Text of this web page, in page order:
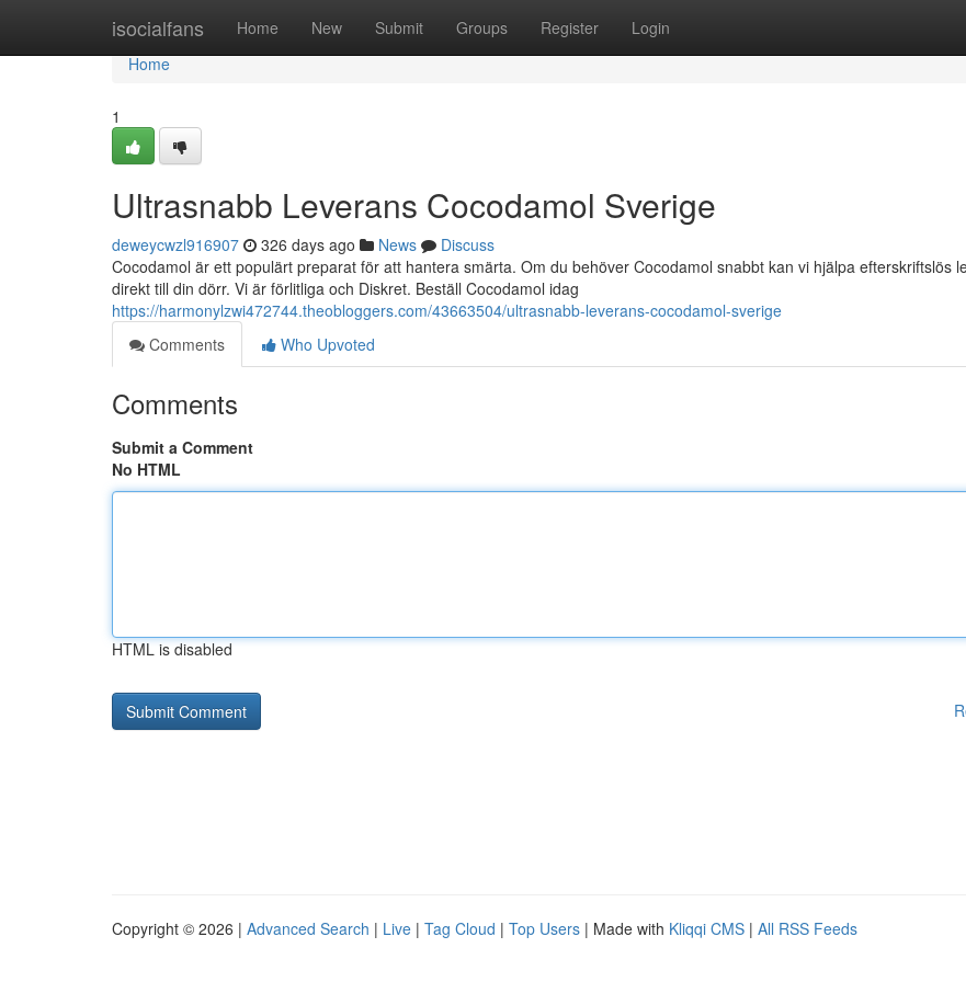
isocialfans Home New Submit Groups Register Login
Home
Home
1
Ultrasnabb Leverans Cocodamol Sverige
deweycwzl916907 326 days ago News
Discuss
Cocodamol är ett populärt preparat för att hantera smärta. Om du behöver Cocodamol snabbt kan vi hjälpa efterskriftslös
direkt till din dörr. Vi är förlitliga och Diskret. Beställ Cocodamol idag
https://harmonylzwi472744.theobloggers.com/43663504/ultrasnabb-leverans-cocodamol-sverige
Comments
Who Upvoted
Comments
Submit a Comment
No HTML
HTML is disabled
Copyright © 2026 | Advanced Search | Live | Tag Cloud | Top Users | Made with Kliqqi CMS | All RSS Feeds